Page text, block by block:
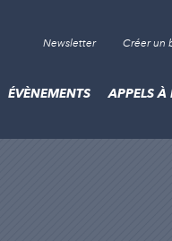
Newsletter Créer un
ÉVÈNEMENTS APPELS À